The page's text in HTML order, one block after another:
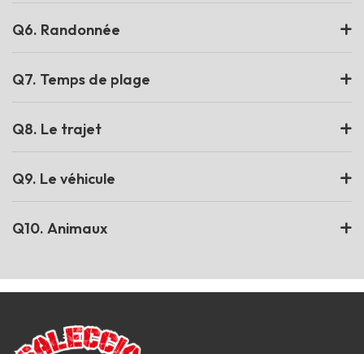
Q6. Randonnée
Q7. Temps de plage
Q8. Le trajet
Q9. Le véhicule
Q10. Animaux